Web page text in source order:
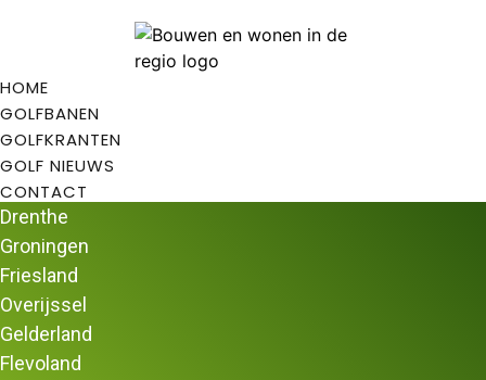
HOME
GOLFBANEN
GOLFKRANTEN
GOLF NIEUWS
CONTACT
Drenthe
Groningen
Friesland
Overijssel
Gelderland
Flevoland
Home/Golfbanen
Brabant/ Golfbaan Midden-Brabant
Golfbaan Midden-Brabant